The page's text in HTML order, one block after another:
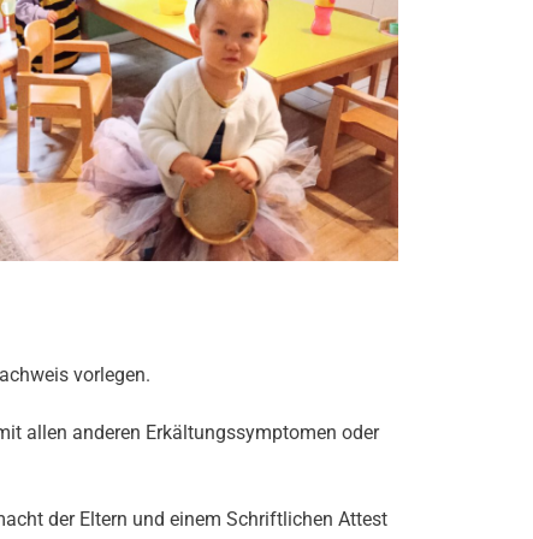
vorlegen.
allen anderen Erkältungssymptomen oder
der Eltern und einem Schriftlichen Attest